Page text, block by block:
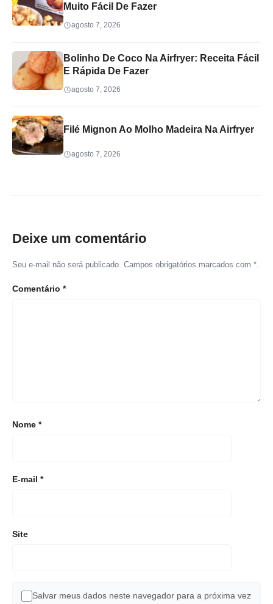
Muito Fácil De Fazer
agosto 7, 2026
Bolinho De Coco Na Airfryer: Receita Fácil
E Rápida De Fazer
agosto 7, 2026
Filé Mignon Ao Molho Madeira Na Airfryer
agosto 7, 2026
Deixe um comentário
Seu e-mail não será publicado. Campos obrigatórios marcados com *.
Comentário *
Nome *
E-mail *
Site
Salvar meus dados neste navegador para a próxima vez